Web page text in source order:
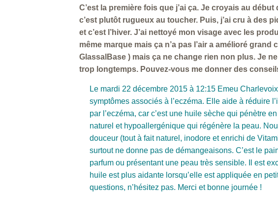
C’est la première fois que j’ai ça. Je croyais au
c’est plutôt rugueux au toucher. Puis, j’ai cru à des
et c’est l’hiver. J’ai nettoyé mon visage avec les
même marque mais ça n’a pas l’air a amélioré
GlassalBase ) mais ça ne change rien non plus. Je
trop longtemps. Pouvez-vous me donner des
Le mardi 22 décembre 2015 à 12:15 Emeu
symptômes associés à l’eczéma. Elle aide à réduire
par l’eczéma, car c’est une huile sèche qui pénètre
naturel et hypoallergénique qui régénère la peau.
douceur (tout à fait naturel, inodore et enrichi de
surtout ne donne pas de démangeaisons. C’est le
parfum ou présentant une peau très sensible. Il est
huile est plus aidante lorsqu’elle est appliquée en
questions, n’hésitez pas. Merci et bonne journée !